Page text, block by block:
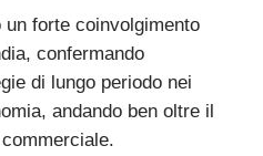
forte coinvolgimento
confermando
di lungo periodo nei
andando ben oltre il